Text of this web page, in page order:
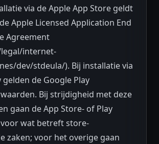
via de Apple App Store geldt
Apple Licensed Application End
Agreement
internet-
dev/stdeula/). Bij installatie via
gelden de Google Play
Bij strijdigheid met deze
gaan de App Store- of Play
voor wat betreft store-
zaken; voor het overige gaan